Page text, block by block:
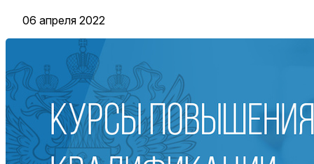
06 апреля 2022